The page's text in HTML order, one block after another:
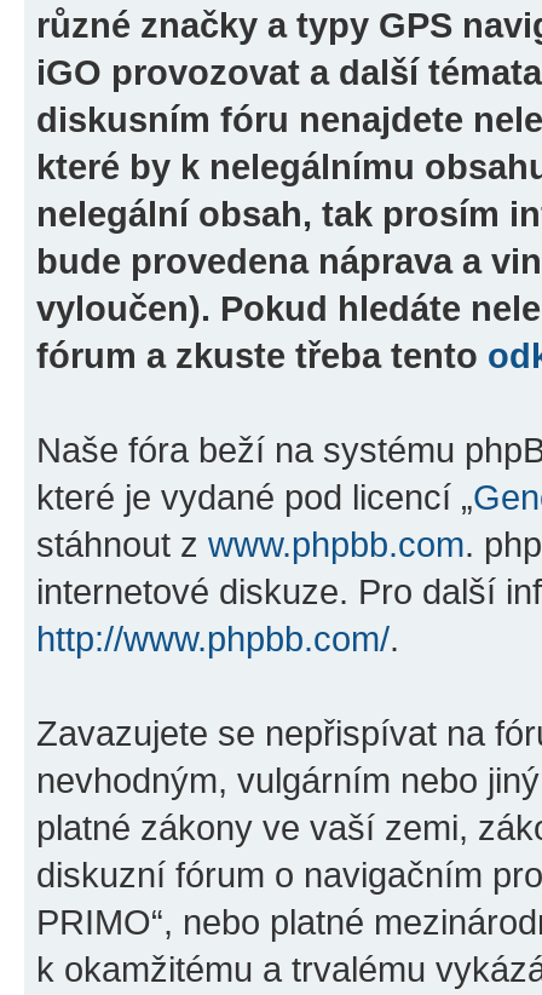
různé značky a typy GPS
iGO provozovat a další
diskusním fóru nenajdete
které by k nelegálnímu
nelegální obsah, tak prosím
bude provedena náprava a
vyloučen). Pokud hledáte
fórum a zkuste třeba tento
Naše fóra beží na systému
které je vydané pod licencí „
stáhnout z www.phpbb.com.
internetové diskuze. Pro další
http://www.phpbb.com/.
Zavazujete se nepřispívat na
nevhodným, vulgárním nebo
platné zákony ve vaší zemi,
diskuzní fórum o navigačním
PRIMO“, nebo platné
k okamžitému a trvalému